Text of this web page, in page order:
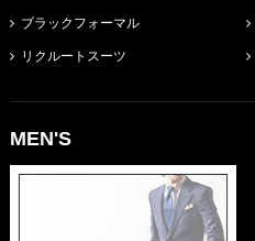
ブラックフォーマル
リクルートスーツ
MEN'S